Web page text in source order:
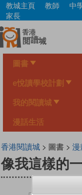
Skip
main
content
教城主頁 教師 中
家長
圖書
e悅讀學校計劃
我的閱讀城
漫話生活
香港閱讀城> 圖書 > 漫
像我這樣的